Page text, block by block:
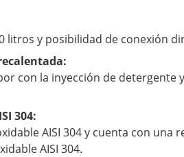
litros y posibilidad de conexión
con la inyección de detergente
304:
AISI 304 y cuenta con
AISI 304.